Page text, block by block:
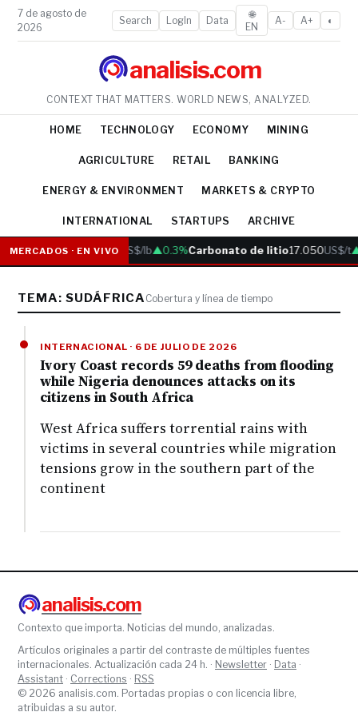
7 de agosto de
2026
Search LogIn Data
🌐
EN
A- A+ ◐
analisis.com
CONTEXT THAT MATTERS. WORLD NEWS, ANALYZED.
HOME TECHNOLOGY ECONOMY MINING
AGRICULTURE RETAIL BANKING
ENERGY & ENVIRONMENT MARKETS & CRYPTO
INTERNATIONAL STARTUPS ARCHIVE
MERCADOS · EN VIVO
Cobre6.05 US$/lb▲0.3%Carbonato de litio17.050US$/t
TEMA: SUDÁFRICA Cobertura y línea de tiempo
INTERNACIONAL · 6 DE JULIO DE 2026
Ivory Coast records 59 deaths from flooding
while Nigeria denounces attacks on its
citizens in South Africa
West Africa suffers torrential rains with
victims in several countries while migration
tensions grow in the southern part of the
continent
analisis.com
Contexto que importa. Noticias del mundo, analizadas.
Artículos originales a partir del contraste de múltiples fuentes
internacionales. Actualización cada 24 h. · Newsletter · Data ·
Assistant · Corrections · RSS
© 2026 analisis.com. Portadas propias o con licencia libre,
atribuidas a su autor.